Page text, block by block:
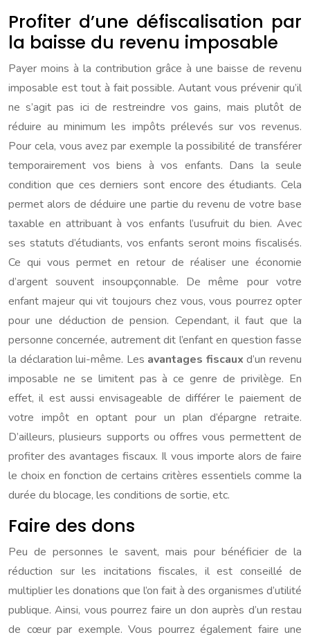
Profiter d’une défiscalisation par
la baisse du revenu imposable
Payer moins à la contribution grâce à une baisse de revenu
imposable est tout à fait possible. Autant vous prévenir qu’il
ne s’agit pas ici de restreindre vos gains, mais plutôt de
réduire au minimum les impôts prélevés sur vos revenus.
Pour cela, vous avez par exemple la possibilité de transférer
temporairement vos biens à vos enfants. Dans la seule
condition que ces derniers sont encore des étudiants. Cela
permet alors de déduire une partie du revenu de votre base
taxable en attribuant à vos enfants l’usufruit du bien. Avec
ses statuts d’étudiants, vos enfants seront moins fiscalisés.
Ce qui vous permet en retour de réaliser une économie
d’argent souvent insoupçonnable. De même pour votre
enfant majeur qui vit toujours chez vous, vous pourrez opter
pour une déduction de pension. Cependant, il faut que la
personne concernée, autrement dit l’enfant en question fasse
la déclaration lui-même. Les avantages fiscaux d’un revenu
imposable ne se limitent pas à ce genre de privilège. En
effet, il est aussi envisageable de différer le paiement de
votre impôt en optant pour un plan d’épargne retraite.
D’ailleurs, plusieurs supports ou offres vous permettent de
profiter des avantages fiscaux. Il vous importe alors de faire
le choix en fonction de certains critères essentiels comme la
durée du blocage, les conditions de sortie, etc.
Faire des dons
Peu de personnes le savent, mais pour bénéficier de la
réduction sur les incitations fiscales, il est conseillé de
multiplier les donations que l’on fait à des organismes d’utilité
publique. Ainsi, vous pourrez faire un don auprès d’un restau
de cœur par exemple. Vous pourrez également faire une